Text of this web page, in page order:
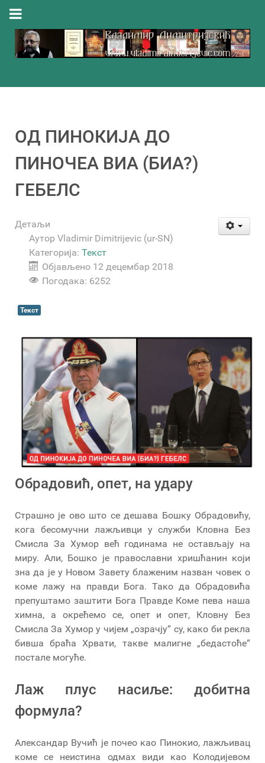
ОД ПИНОКИЈА ДО
ПИНОЧЕА ВИА (БИА?)
ГЕБЕЛС
Детаљи
Аутор Vladimir Dimitrijevic (ur-SN)
Категорија: Текст
Објављено 12 децембар 2018
Погодака: 6252
Текст
Обрадовић, опет, на удару
Страшно је ово што се дешава Бошку Обрадовићу,
кога бесомучни лажљивци у служби Кловна Без
Смисла За Хумор већ годинама не остављају на
миру. Али, Бошко је православни хришћанин који
зна да је у Новом Завету блаженим назван човек о
коме лажу на правди Бога. Тако да Обрадовића
препуштамо заштити Бога Правде Коме пева наша
химна, а окрећемо се, опет и опет, Кловну Без
Смисла За Хумор у чијем „озрачју“ су, како би рекла
бивша браћа Хрвати, такве малигне „бедастоће“
постале могуће.
Лаж плус насиље: добитна
формула?
Александар Вучић је почео као Пинокио, лажљивац
коме се неистина одмах види као Колодијевом